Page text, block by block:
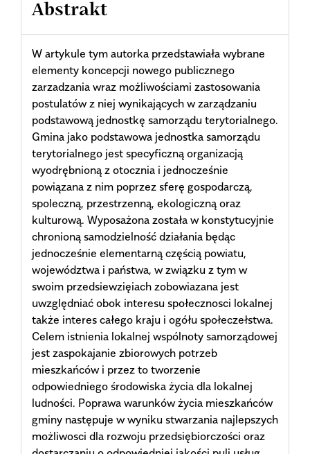
Abstrakt
W artykule tym autorka przedstawiała wybrane
elementy koncepcji nowego publicznego
zarzadzania wraz możliwościami zastosowania
postulatów z niej wynikających w zarządzaniu
podstawową jednostkę samorządu terytorialnego.
Gmina jako podstawowa jednostka samorządu
terytorialnego jest specyficzną organizacją
wyodrębnioną z otocznia i jednocześnie
powiązana z nim poprzez sferę gospodarczą,
spoleczną, przestrzenną, ekologiczną oraz
kulturową. Wyposażona została w konstytucyjnie
chronioną samodzielność działania będąc
jednocześnie elementarną częścią powiatu,
województwa i państwa, w związku z tym w
swoim przedsiewzięiach zobowiazana jest
uwzględniać obok interesu społecznosci lokalnej
także interes całego kraju i ogółu społeczełstwa.
Celem istnienia lokalnej wspólnoty samorządowej
jest zaspokajanie zbiorowych potrzeb
mieszkańców i przez to tworzenie
odpowiedniego środowiska życia dla lokalnej
ludności. Poprawa warunków życia mieszkańców
gminy następuje w wyniku stwarzania najlepszych
możliwosci dla rozwoju przedsiębiorczości oraz